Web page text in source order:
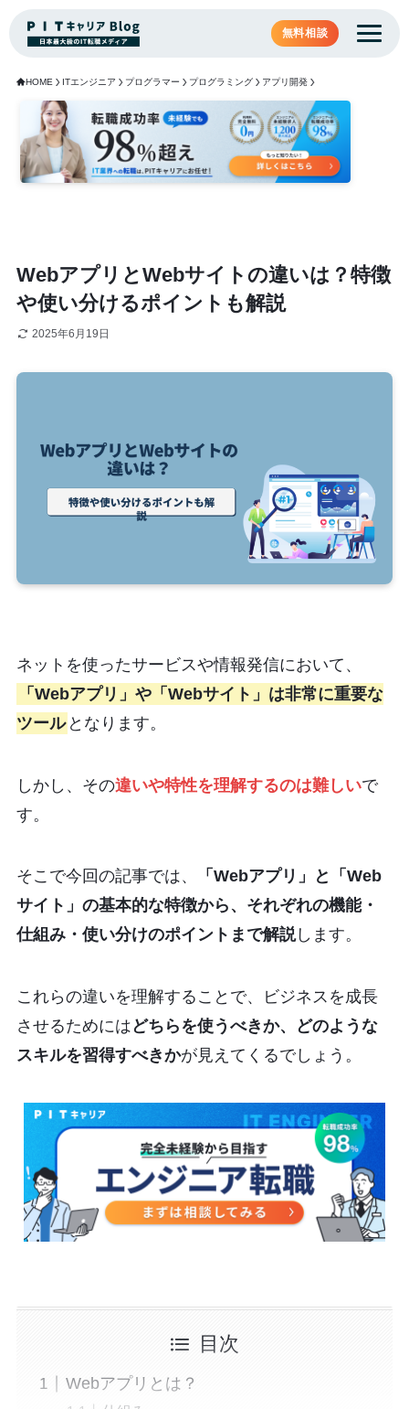
無料相談
HOME ITエンジニア プログラマー プログラミング アプリ開発
WebアプリとWebサイトの違いは？特徴
や使い分けるポイントも解説
2025年6月19日
ネットを使ったサービスや情報発信において、
「Webアプリ」や「Webサイト」は非常に重要な
ツール となります。
しかし、その違いや特性を理解するのは難しいで
す。
そこで今回の記事では、
「Webアプリ」と「Web
サイト」の基本的な特徴から、それぞれの機能・
仕組み・使い分けのポイントまで解説します。
これらの違いを理解することで、ビジネスを成長
させるためにはどちらを使うべきか、どのような
スキルを習得すべきかが見えてくるでしょう。
目次
Webアプリとは？